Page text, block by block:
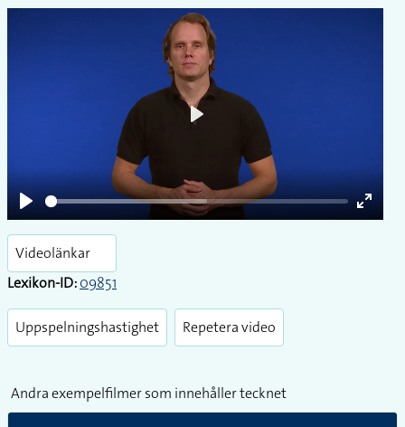
Play
Enter
Videolänkar
Lexikon-ID:09851
Uppspelningshastighet Repetera video
Andra exempelfilmer som innehåller tecknet